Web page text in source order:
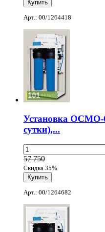
Арт.: 00/1264418
Установка ОСМО-
сутки),...
57 750
Скидка 35%
Арт.: 00/1264682